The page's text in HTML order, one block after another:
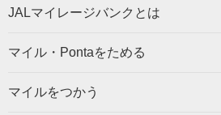
JALマイレージバンクとは
マイル・Pontaをためる
マイルをつかう